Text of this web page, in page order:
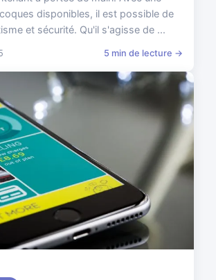
disponibles, il est possible de
et sécurité. Qu'il s'agisse de ...
5 min de lecture →